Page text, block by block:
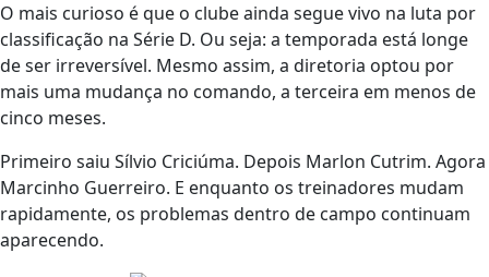
O mais curioso é que o clube ainda segue vivo na luta por
classificação na Série D. Ou seja: a temporada está longe
de ser irreversível. Mesmo assim, a diretoria optou por
mais uma mudança no comando, a terceira em menos de
cinco meses.
Primeiro saiu Sílvio Criciúma. Depois Marlon Cutrim. Agora
Marcinho Guerreiro. E enquanto os treinadores mudam
rapidamente, os problemas dentro de campo continuam
aparecendo.